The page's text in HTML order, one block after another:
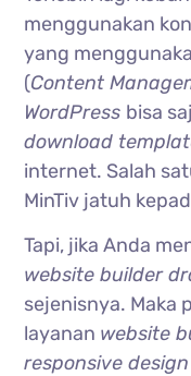
menggunakan
yang
(Content
WordPress bisa
download
internet. Salah
MinTiv jatuh
Tapi, jika Anda
website builder
sejenisnya. Maka
layanan website
responsive design